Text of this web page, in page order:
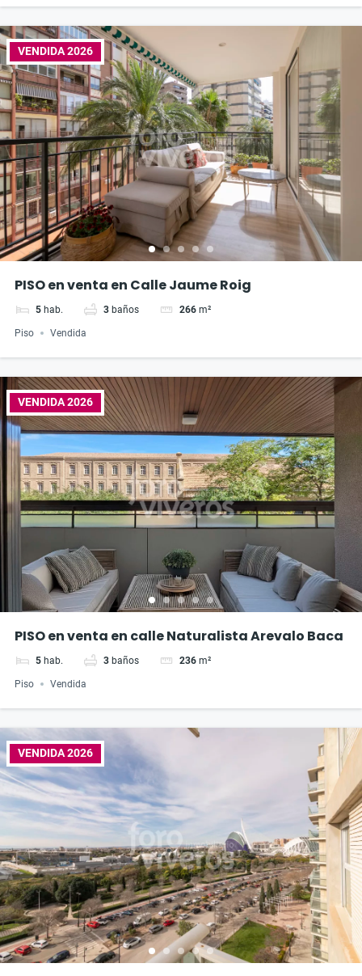
VENDIDA 2026
PISO en venta en Calle Jaume Roig
5 hab. 3 baños 266 m²
Piso Vendida
VENDIDA 2026
PISO en venta en calle Naturalista Arevalo Baca
5 hab. 3 baños 236 m²
Piso Vendida
VENDIDA 2026